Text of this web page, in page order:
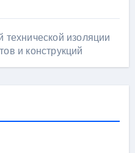
изоляции
и конструкций